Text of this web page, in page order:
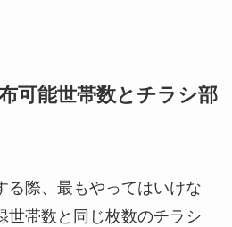
可能世帯数とチラシ部
る際、最もやってはいけな
世帯数と同じ枚数のチラシ